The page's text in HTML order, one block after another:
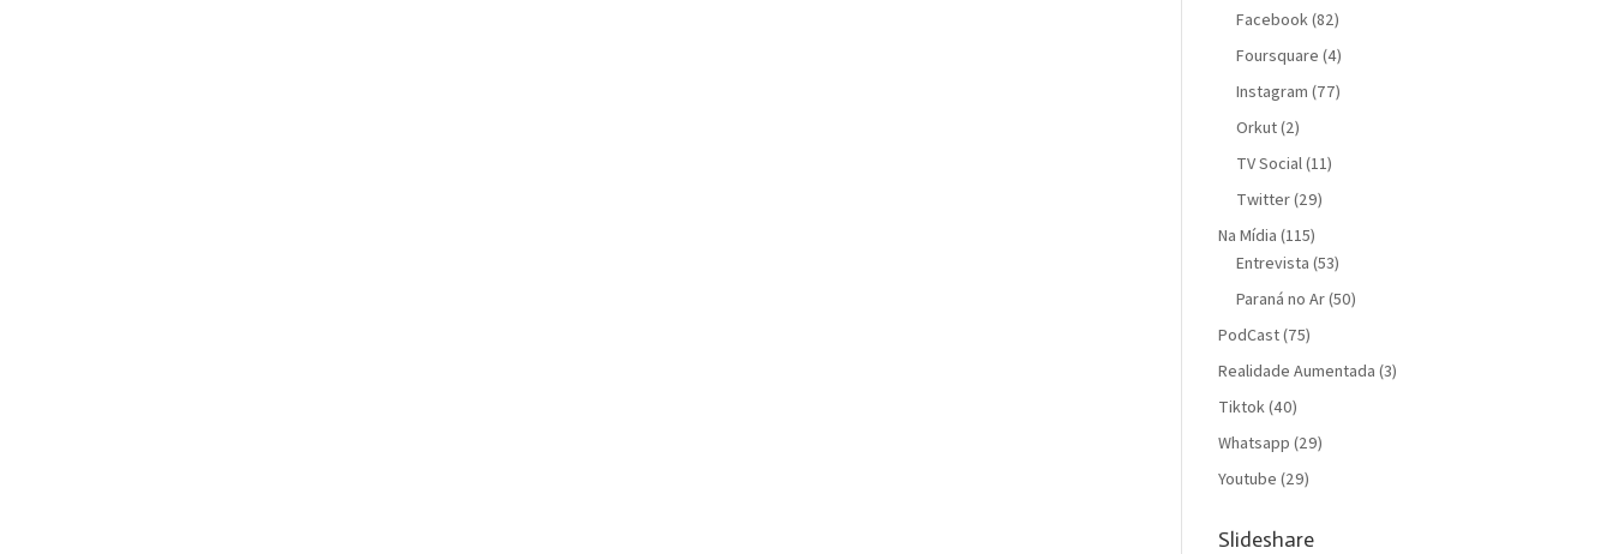
Facebook(82)
Foursquare (4)
Instagram (77)
Orkut(2)
TV Social(11)
Twitter(29)
Na Mídia (115)
Entrevista (53)
Paraná no Ar(50)
PodCast(75)
Realidade Aumentada (3)
Tiktok(40)
Whatsapp (29)
Youtube (29)
Slideshare